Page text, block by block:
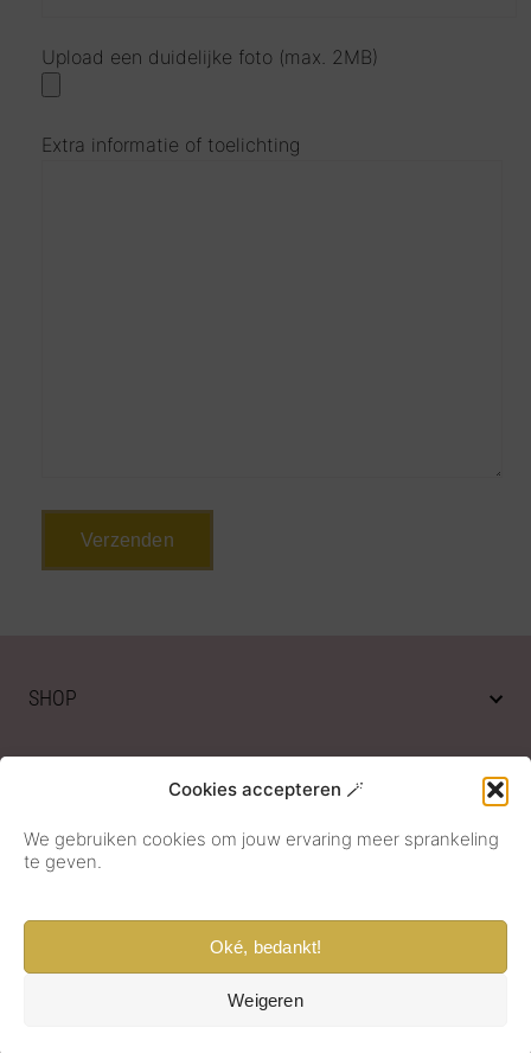
Cookies accepteren 🪄
We gebruiken cookies om jouw ervaring meer sprankeling
te geven.
Oké, bedankt!
Weigeren
Upload een duidelijke foto (max. 2MB)
Extra informatie of toelichting
SHOP
KLANTENSERVICE